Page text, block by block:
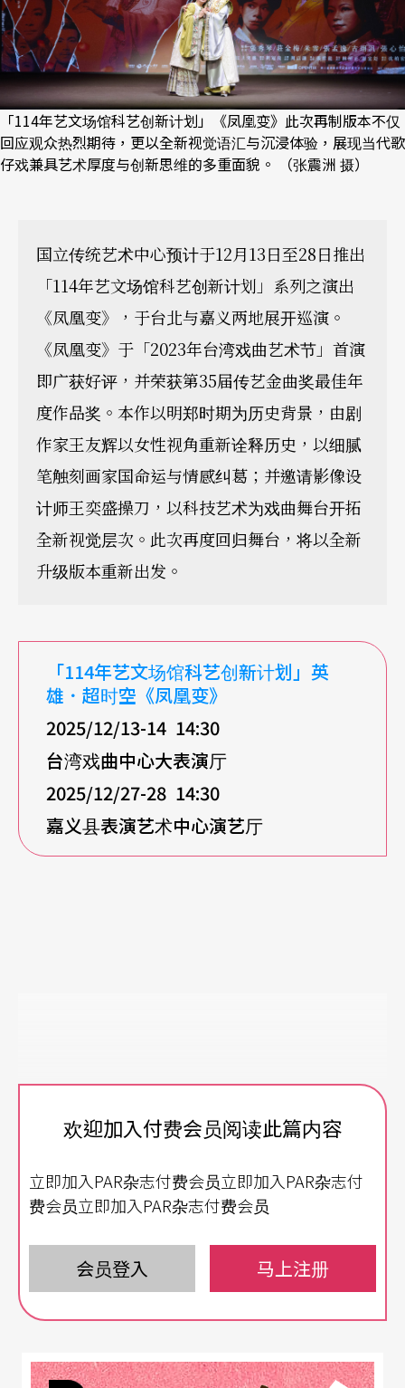
「114年艺文场馆科艺创新计划」《凤凰变》此次再制版本不仅
回应观众热烈期待，更以全新视觉语汇与沉浸体验，展现当代歌
仔戏兼具艺术厚度与创新思维的多重面貌。 （张震洲 摄）
国立传统艺术中心预计于12月13日至28日推出
「114年艺文场馆科艺创新计划」系列之演出
《凤凰变》，于台北与嘉义两地展开巡演。
《凤凰变》于「2023年台湾戏曲艺术节」首演
即广获好评，并荣获第35届传艺金曲奖最佳年
度作品奖。本作以明郑时期为历史背景，由剧
作家王友辉以女性视角重新诠释历史，以细腻
笔触刻画家国命运与情感纠葛；并邀请影像设
计师王奕盛操刀，以科技艺术为戏曲舞台开拓
全新视觉层次。此次再度回归舞台，将以全新
升级版本重新出发。
「114年艺文场馆科艺创新计划」英
雄．超时空《凤凰变》
2025/12/13-14 14:30
台湾戏曲中心大表演厅
2025/12/27-28 14:30
嘉义县表演艺术中心演艺厅
欢迎加入付费会员阅读此篇内容
立即加入PAR杂志付费会员立即加入PAR杂志付
费会员立即加入PAR杂志付费会员
会员登入 马上注册